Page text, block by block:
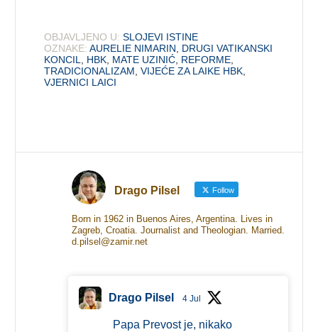
OBJAVLJENO U: SLOJEVI ISTINE
OZNAKE: AURELIE NIMARIN
DRUGI VATIKANSKI
KONCIL
HBK MATE UZINIĆ REFORME
TRADICIONALIZAM ,VIJEĆE ZA LAIKE HBK
VJERNICI LAICI
Drago Pilsel Follow
Born in 1962 in Buenos Aires, Argentina. Lives in
Zagreb, Croatia. Journalist and Theologian. Married.
d.pilsel@zamir.net
Drago Pilsel 4 Jul
Papa Prevost je, nikako